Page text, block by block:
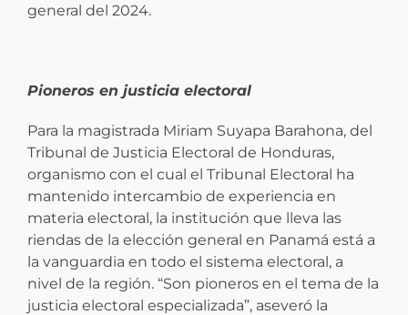
general del 2024.
Pioneros en justicia electoral
Para la magistrada Miriam Suyapa Barahona, del
Tribunal de Justicia Electoral de Honduras,
organismo con el cual el Tribunal Electoral ha
mantenido intercambio de experiencia en
materia electoral, la institución que lleva las
riendas de la elección general en Panamá está a
la vanguardia en todo el sistema electoral, a
nivel de la región. “Son pioneros en el tema de la
justicia electoral especializada”, aseveró la